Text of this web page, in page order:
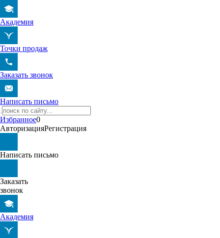
Академия
Точки продаж
Заказать звонок
Написать письмо
Избранное0
АвторизацияРегистрация
Написать письмо
Заказать
звонок
Академия